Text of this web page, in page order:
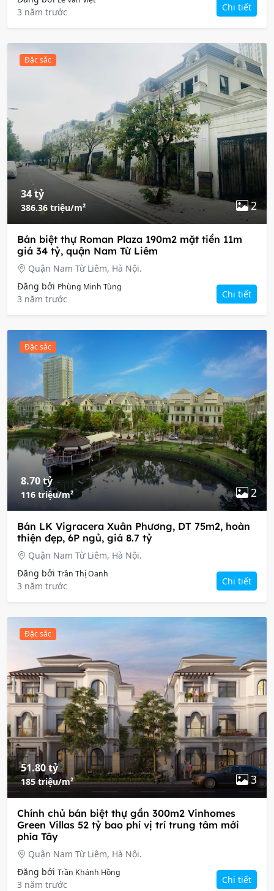
3 năm trước Chi tiết
Đặc sắc
34 tỷ
386.36 triệu/m² 2
Bán biệt thự Roman Plaza 190m2 mặt tiền 11m
giá 34 tỷ, quận Nam Từ Liêm
Quận Nam Từ Liêm, Hà Nội.
Đăng bởi Phùng Minh Tùng
3 năm trước Chi tiết
Đặc sắc
8.70 tỷ
116 triệu/m² 2
Bán LK Vigracera Xuân Phương, DT 75m2, hoàn
thiện đẹp, 6P ngủ, giá 8.7 tỷ
Quận Nam Từ Liêm, Hà Nội.
Đăng bởi Trần Thị Oanh
3 năm trước Chi tiết
Đặc sắc
51.80 tỷ
185 triệu/m² 3
Chính chủ bán biệt thự gần 300m2 Vinhomes
Green Villas 52 tỷ bao phí vị trí trung tâm mới
phía Tây
Quận Nam Từ Liêm, Hà Nội.
Đăng bởi Trần Khánh Hồng
3 năm trước Chi tiết